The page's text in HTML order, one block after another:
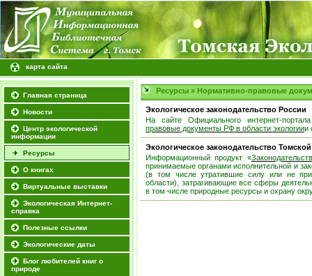
карта сайта
Главная страница
Новости
Центр экологической
информации
Ресурсы
О книгах
Виртуальные выставки
Экологическая Интернет-
справка
Полезные ссылки
Экологические даты
Блог любителей книг о
природе
Ресурсы » Нормативно-правовые
Экологическое законодательство России
На сайте Официального интернет-
правовые документы РФ в области экологиии
Экологическое законодательство
Информационный продукт «
принимаемые органами исполнительной и
(в том числе утратившие силу или не
области), затрагивающие все сферы
в том числе природные ресурсы и охрану